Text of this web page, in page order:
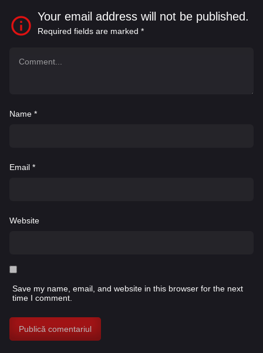
Your email address will not be published.
Required fields are marked *
Name *
Email *
Website
Save my name, email, and website in this browser for the next
time I comment.